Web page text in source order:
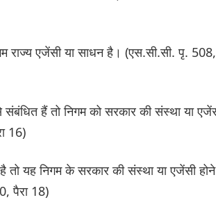
राज्य एजेंसी या साधन है। (एस.सी.सी. पृ. 508,
संबंधित हैं तो निगम को सरकार की संस्था या
16)
तो यह निगम के सरकार की संस्था या एजेंसी होने
पैरा 18)